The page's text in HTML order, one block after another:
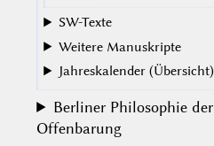
SW-Texte
Weitere Manuskripte
Jahreskalender (Übersicht)
Berliner Philosophie der
Offenbarung